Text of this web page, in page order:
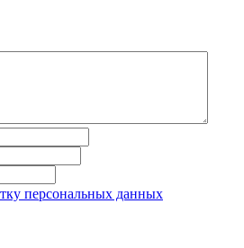
персональных данных